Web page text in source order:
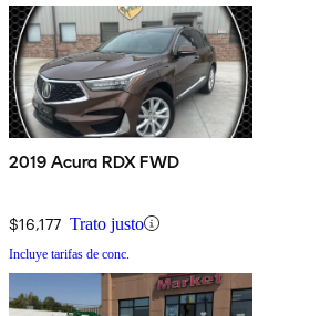
2019 Acura RDX FWD
$16,177 Trato justo
Incluye tarifas de conc.